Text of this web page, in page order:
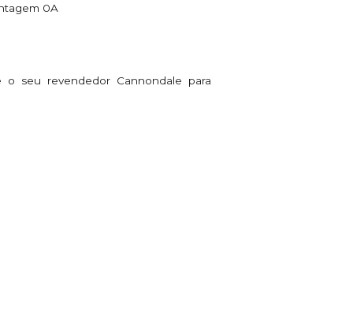
0A
o seu revendedor Cannondale para